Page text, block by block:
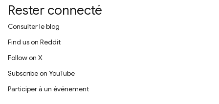
Rester connecté
Consulter le blog
Find us on Reddit
Follow on X
Subscribe on YouTube
Participer à un événement